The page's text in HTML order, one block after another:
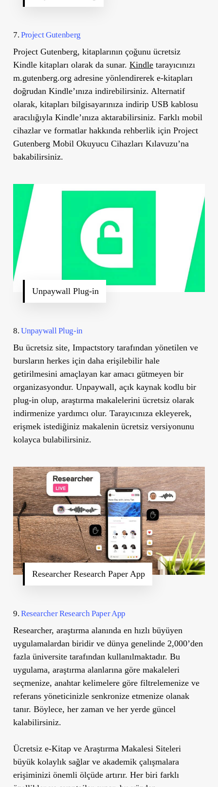
7. Project Gutenberg
Project Gutenberg, kitaplarının çoğunu ücretsiz
Kindle kitapları olarak da sunar. Kindletarayıcınızı
m.gutenberg.org adresine yönlendirerek e-kitapları
doğrudan Kindle’ınıza indirebilirsiniz. Alternatif
olarak, kitapları bilgisayarınıza indirip USB kablosu
aracılığıyla Kindle’ınıza aktarabilirsiniz. Farklı mobil
cihazlar ve formatlar hakkında rehberlik için Project
Gutenberg Mobil Okuyucu Cihazları Kılavuzu’na
bakabilirsiniz.
Unpaywall Plug-in
8. Unpaywall Plug-in
Bu ücretsiz site, Impactstory tarafından yönetilen ve
bursların herkes için daha erişilebilir hale
getirilmesini amaçlayan kar amacı gütmeyen bir
organizasyondur. Unpaywall, açık kaynak kodlu bir
plug-in olup, araştırma makalelerini ücretsiz olarak
indirmenize yardımcı olur. Tarayıcınıza ekleyerek,
erişmek istediğiniz makalenin ücretsiz versiyonunu
kolayca bulabilirsiniz.
Researcher Research Paper App
9. Researcher Research Paper App
Researcher, araştırma alanında en hızlı büyüyen
uygulamalardan biridir ve dünya genelinde 2,000’den
fazla üniversite tarafından kullanılmaktadır. Bu
uygulama, araştırma alanlarına göre makaleleri
seçmenize, anahtar kelimelere göre filtrelemenize ve
referans yöneticinizle senkronize etmenize olanak
tanır. Böylece, her zaman ve her yerde güncel
kalabilirsiniz.
Ücretsiz e-Kitap ve Araştırma Makalesi Siteleri
büyük kolaylık sağlar ve akademik çalışmalara
erişiminizi önemli ölçüde artırır. Her biri farklı